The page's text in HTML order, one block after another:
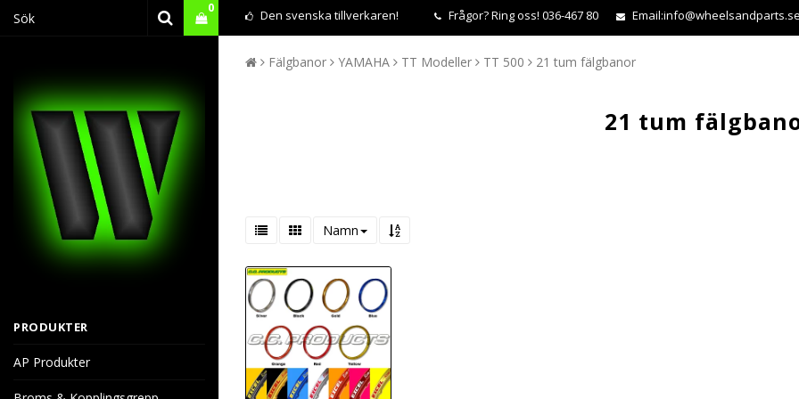
Den svenska tillverkaren! Frågor?Ring oss! 036-467 80 Email:
0
PRODUKTER
AP Produkter
Fälgbanor YAMAHA TT Modeller TT 500 21 tum fälgbanor
21 tum
Namn